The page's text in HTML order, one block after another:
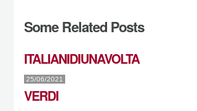
Some Related Posts
ITALIANIDIUNAVOLTA
25/06/2021
VERDI